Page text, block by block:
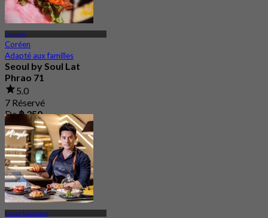
Ladprao
Coréen
Adapté aux familles
Seoul by Soul Lat
Phrao 71
5.0
7 Réservé
De฿ 350
Kaset Nawamin